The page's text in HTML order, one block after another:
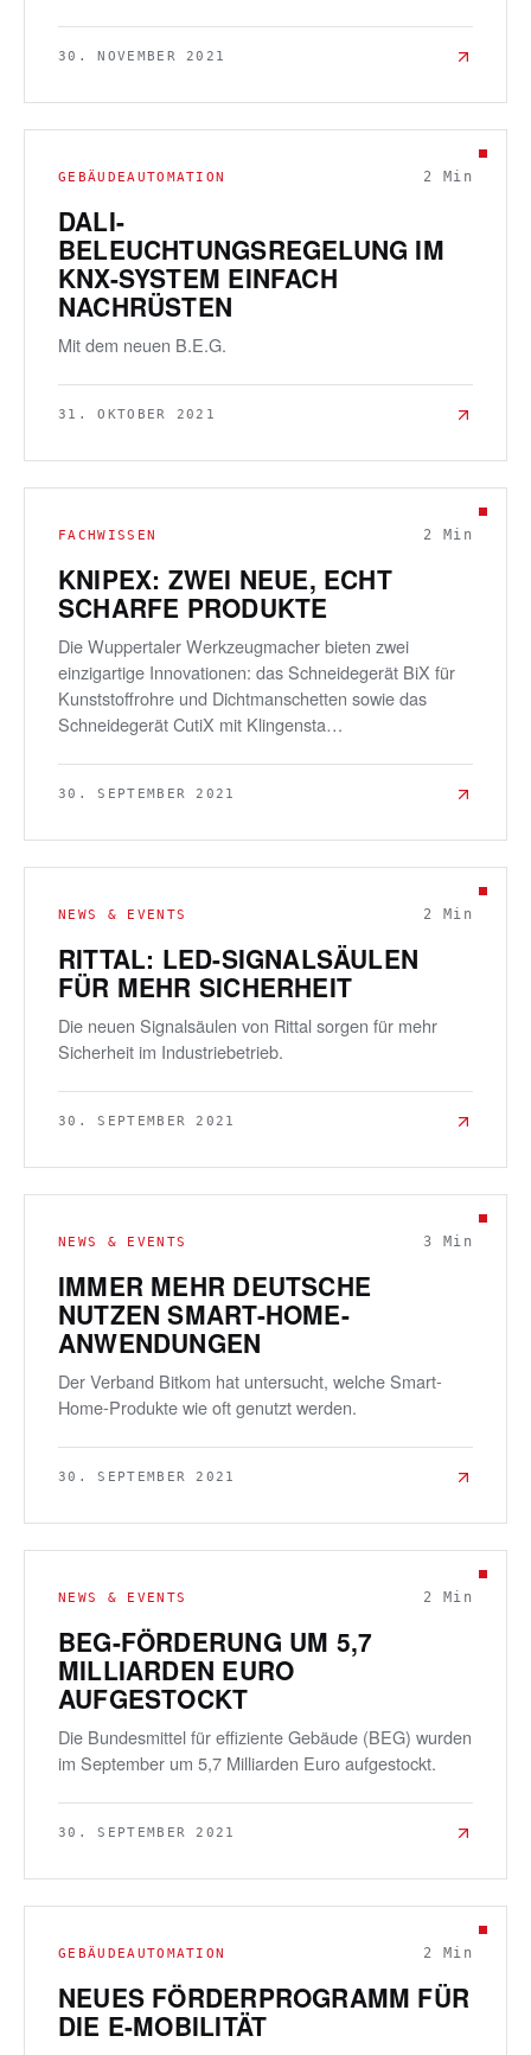
30. NOVEMBER 2021
GEBÄUDEAUTOMATION 2 Min
DALI-
BELEUCHTUNGSREGELUNG IM
KNX-SYSTEM EINFACH
NACHRÜSTEN
Mit dem neuen B.E.G.
31. OKTOBER 2021
FACHWISSEN 2 Min
KNIPEX: ZWEI NEUE, ECHT
SCHARFE PRODUKTE
Die Wuppertaler Werkzeugmacher bieten zwei
einzigartige Innovationen: das Schneidegerät BiX für
Kunststoffrohre und Dichtmanschetten sowie das
Schneidegerät CutiX mit Klingensta…
30. SEPTEMBER 2021
NEWS & EVENTS 2 Min
RITTAL: LED-SIGNALSÄULEN
FÜR MEHR SICHERHEIT
Die neuen Signalsäulen von Rittal sorgen für mehr
Sicherheit im Industriebetrieb.
30. SEPTEMBER 2021
NEWS & EVENTS 3 Min
IMMER MEHR DEUTSCHE
NUTZEN SMART-HOME-
ANWENDUNGEN
Der Verband Bitkom hat untersucht, welche Smart-
Home-Produkte wie oft genutzt werden.
30. SEPTEMBER 2021
NEWS & EVENTS 2 Min
BEG-FÖRDERUNG UM 5,7
MILLIARDEN EURO
AUFGESTOCKT
Die Bundesmittel für effiziente Gebäude (BEG) wurden
im September um 5,7 Milliarden Euro aufgestockt.
30. SEPTEMBER 2021
GEBÄUDEAUTOMATION 2 Min
NEUES FÖRDERPROGRAMM FÜR
DIE E-MOBILITÄT